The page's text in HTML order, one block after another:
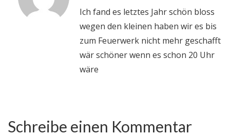
Ich fand es letztes Jahr schön bloss
wegen den kleinen haben wir es bis
zum Feuerwerk nicht mehr geschafft
wär schöner wenn es schon 20 Uhr
wäre
Schreibe einen Kommentar